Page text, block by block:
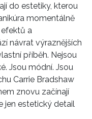
do estetiky, kterou
momentálně
a
návrat výraznějších
příběh. Nejsou
Jsou módní. Jsou
Carrie Bradshaw
znovu začínají
jen estetický detail